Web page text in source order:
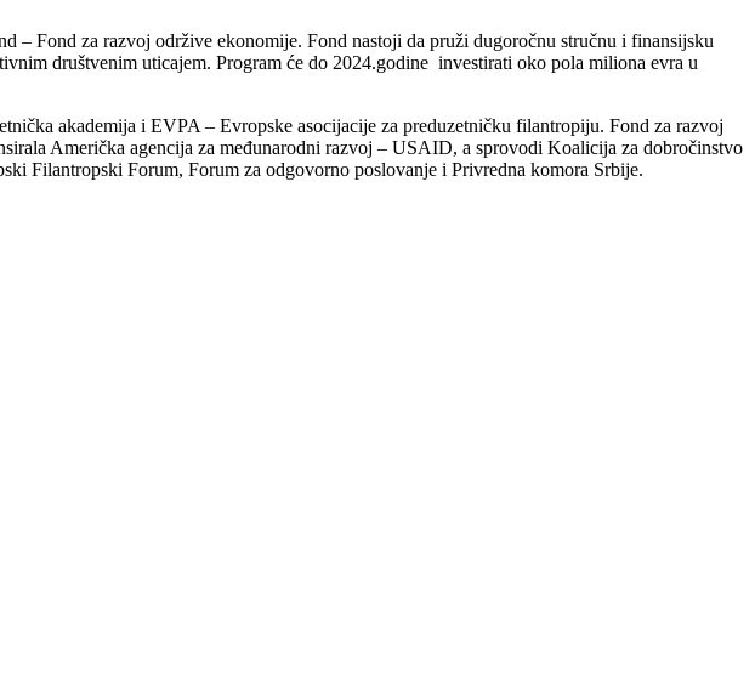
– Fond za razvoj održive ekonomije. Fond nastoji da pruži dugoročnu stručnu i finansijsku
društvenim uticajem. Program će do 2024.godine investirati oko pola miliona evra u
akademija i EVPA – Evropske asocijacije za preduzetničku filantropiju. Fond za razvoj
Američka agencija za međunarodni razvoj – USAID, a sprovodi Koalicija za dobročinstvo
Filantropski Forum, Forum za odgovorno poslovanje i Privredna komora Srbije.